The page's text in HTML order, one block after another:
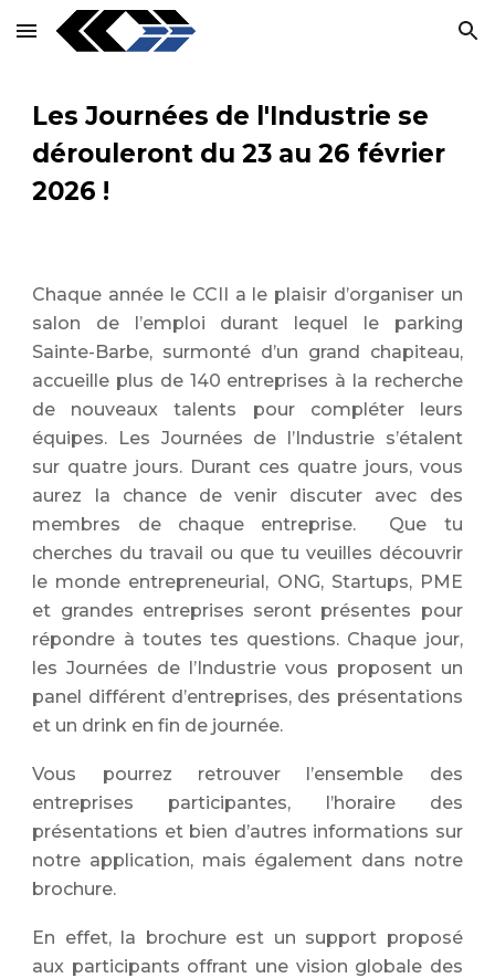
Skip to main content Skip to navigation
Les Journées de l'Industrie se
dérouleront du 23 au 26 février
2026 !
Chaque année le CCII a le plaisir d’organiser un
salon de l’emploi durant lequel le parking
Sainte-Barbe, surmonté d’un grand chapiteau,
accueille plus de 140 entreprises à la recherche
de nouveaux talents pour compléter leurs
équipes. Les Journées de l’Industrie s’étalent
sur quatre jours. Durant ces quatre jours, vous
aurez la chance de venir discuter avec des
membres de chaque entreprise. Que tu
cherches du travail ou que tu veuilles découvrir
le monde entrepreneurial, ONG, Startups, PME
et grandes entreprises seront présentes pour
répondre à toutes tes questions. Chaque jour,
les Journées de l’Industrie vous proposent un
panel différent d’entreprises, des présentations
et un drink en fin de journée.
Vous pourrez retrouver l’ensemble des
entreprises participantes, l’horaire des
présentations et bien d’autres informations sur
notre application, mais également dans notre
brochure.
En effet, la brochure est un support proposé
aux participants offrant une vision globale des